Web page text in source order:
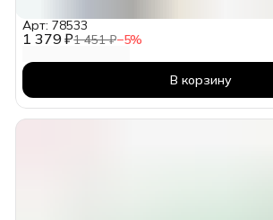
1 379 ₽1 451 ₽−5%
Арт: 78533
В корзину